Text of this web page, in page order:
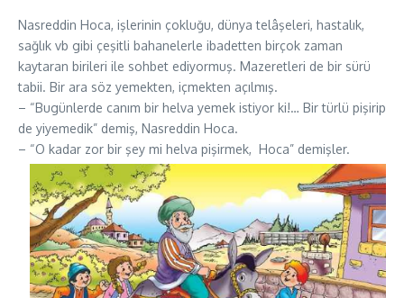
Nasreddin Hoca, işlerinin çokluğu, dünya telâşeleri, hastalık,
sağlık vb gibi çeşitli bahanelerle ibadetten birçok zaman
kaytaran birileri ile sohbet ediyormuş. Mazeretleri de bir sürü
tabii. Bir ara söz yemekten, içmekten açılmış.
– “Bugünlerde canım bir helva yemek istiyor ki!… Bir türlü pişirip
de yiyemedik” demiş, Nasreddin Hoca.
– “O kadar zor bir şey mi helva pişirmek, Hoca” demişler.